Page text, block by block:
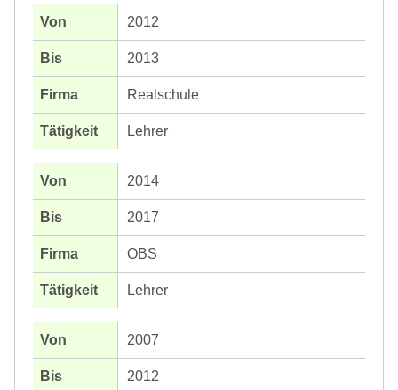
2012
2013
Realschule
Lehrer
2014
2017
OBS
Lehrer
2007
2012